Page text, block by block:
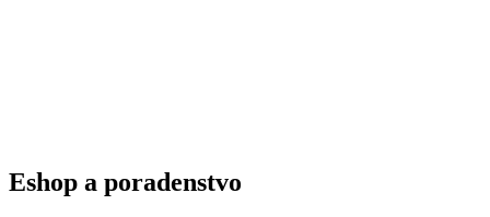
Eshop a poradenstvo